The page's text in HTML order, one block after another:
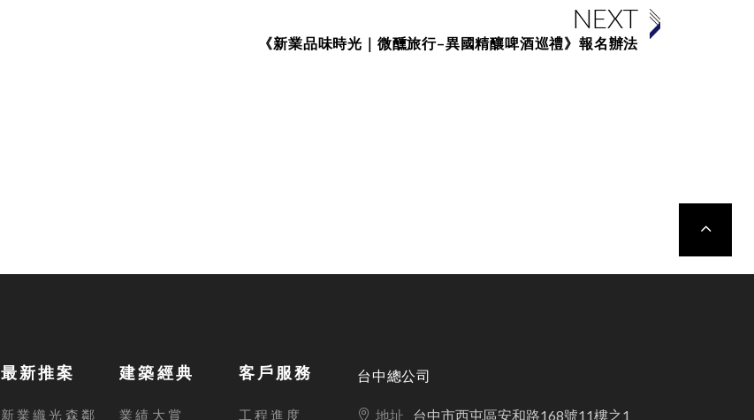
NEXT
《新業品味時光｜微醺旅行–異國精釀啤酒巡禮》報名辦法
最新推案
新業織光森鄰
建築經典
業績大賞
客戶服務
工程進度
台中總公司
地址 台中市西屯區安和路168號11樓之1